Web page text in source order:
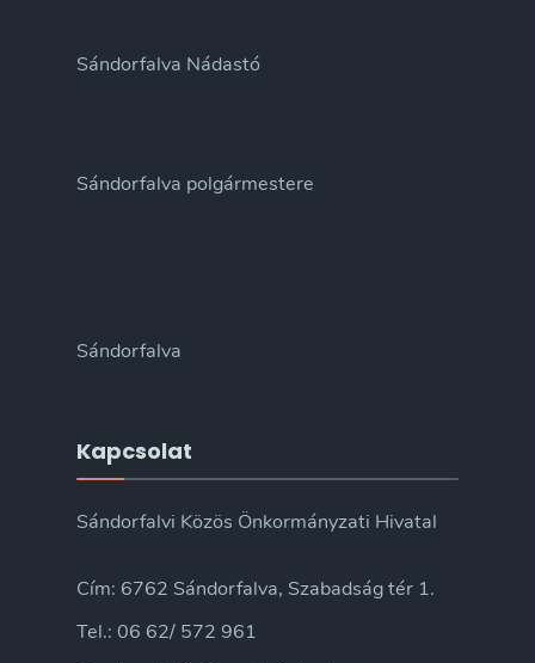
Sándorfalva Nádastó
Sándorfalva polgármestere
Sándorfalva
Kapcsolat
Sándorfalvi Közös Önkormányzati Hivatal
Cím: 6762 Sándorfalva, Szabadság tér 1.
Tel.: 06 62/ 572 961